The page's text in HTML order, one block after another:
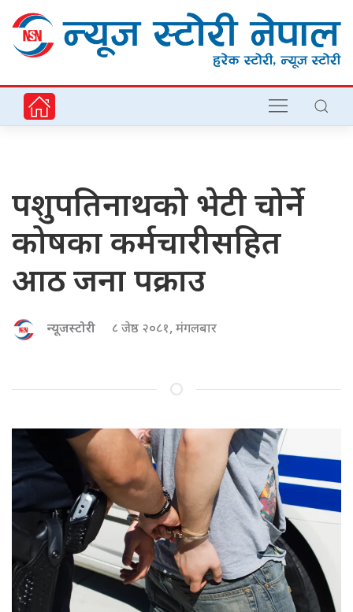
पशुपतिनाथको भेटी चोर्ने
कोषका कर्मचारीसहित
आठ जना पक्राउ
न्यूजस्टोरी ८ जेष्ठ २०८१, मंगलबार